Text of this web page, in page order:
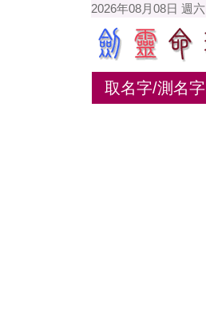
2026年08月08日 週六
取名字/測名字